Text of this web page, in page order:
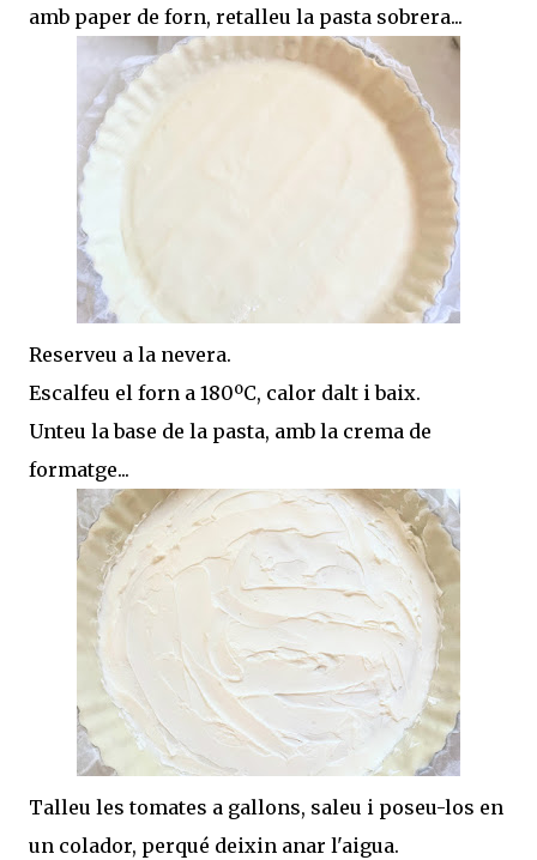
amb paper de forn, retalleu la pasta sobrera...
Reserveu a la nevera.
Escalfeu el forn a 180ºC, calor dalt i baix.
Unteu la base de la pasta, amb la crema de
formatge...
Talleu les tomates a gallons, saleu i poseu-los en
un colador, perqué deixin anar l'aigua.